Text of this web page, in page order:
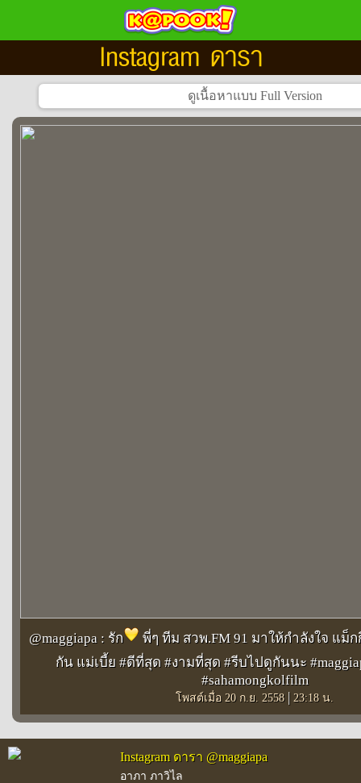
Instagram ดารา
@maggiapa : รัก
พี่ๆ ทีม สวพ.FM 91 มาให้กำลังใจ แ
กัน แม่เบี้ย #ดีที่สุด #งามที่สุด #รีบไปดูกันนะ
#sahamongkolfilm
โพสต์เมื่อ 20 ก.ย. 2558 | 23:18 น.
Instagram ดารา @maggiapa
อาภา ภาวิไล